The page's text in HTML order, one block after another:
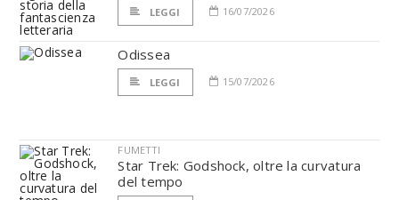
LEGGI 16/07/2026
Odissea
LEGGI 15/07/2026
FUMETTI
Star Trek: Godshock, oltre la curvatura
del tempo